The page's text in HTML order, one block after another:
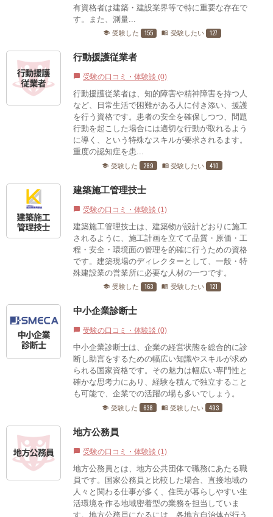
有資格者は建築・建設業界等で特に重要な存在で
す。また、測量...
school 受験した 155 menu_book 受験したい 127
行動援護従業者
chat_bubble 受験の口コミ・体験談 (0)
行動援護従業者は、知的障害や精神障害を持つ人
など、日常生活で困難がある人に付き添い、援護
を行う資格です。患者の安全を確保しつつ、問題
行動を起こした場合には適切な行動が取れるよう
に導く、という特殊なスキルが要求されるます。
重度の認知症を患...
school 受験した 289 menu_book 受験したい 410
建築施工管理技士
chat_bubble 受験の口コミ・体験談 (1)
建築施工管理技士は、建築物が設計どおりに施工
されるように、施工計画を立てて品質・原価・工
程・安全・環境面の管理を的確に行うための資格
です。建築現場のディレクターとして、一般・特
殊建設業の営業所に必要な人材の一つです。
school 受験した 163 menu_book 受験したい 121
中小企業診断士
chat_bubble 受験の口コミ・体験談 (0)
中小企業診断士は、企業の経営状態を総合的に診
断し助言をするための幅広い知識やスキルが求め
られる国家資格です。その魅力は幅広い専門性と
確かな思考力にあり、経験を積んで独立すること
も可能で、企業での活躍の場も多いでしょう。
school 受験した 638 menu_book 受験したい 493
地方公務員
chat_bubble 受験の口コミ・体験談 (1)
地方公務員とは、地方公共団体で職務にあたる職
員です。国家公務員と比較した場合、直接地域の
人々と関わる仕事が多く、住民が暮らしやすい生
活環境を作る地域密着型の業務を担当していま
す。地方公務員になるには、各地方自治体が行う